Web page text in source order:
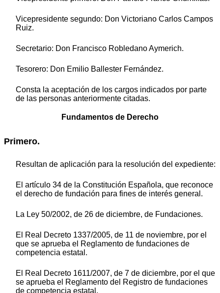
Vicepresidente segundo: Don Victoriano Carlos Campos
Ruiz.
Secretario: Don Francisco Robledano Aymerich.
Tesorero: Don Emilio Ballester Fernández.
Consta la aceptación de los cargos indicados por parte
de las personas anteriormente citadas.
Fundamentos de Derecho
Primero.
Resultan de aplicación para la resolución del expediente:
El artículo 34 de la Constitución Española, que reconoce
el derecho de fundación para fines de interés general.
La Ley 50/2002, de 26 de diciembre, de Fundaciones.
El Real Decreto 1337/2005, de 11 de noviembre, por el
que se aprueba el Reglamento de fundaciones de
competencia estatal.
El Real Decreto 1611/2007, de 7 de diciembre, por el que
se aprueba el Reglamento del Registro de fundaciones
de competencia estatal.